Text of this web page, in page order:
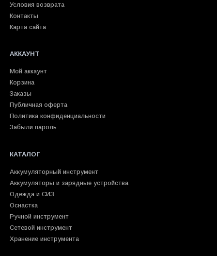
Условия возврата
Контакты
Карта сайта
АККАУНТ
Мой аккаунт
Корзина
Заказы
Публичная оферта
Политика конфиденциальности
Забыли пароль
КАТАЛОГ
Аккумуляторный инструмент
Аккумуляторы и зарядные устройства
Одежда и СИЗ
Оснастка
Ручной инструмент
Сетевой инструмент
Хранение инструмента